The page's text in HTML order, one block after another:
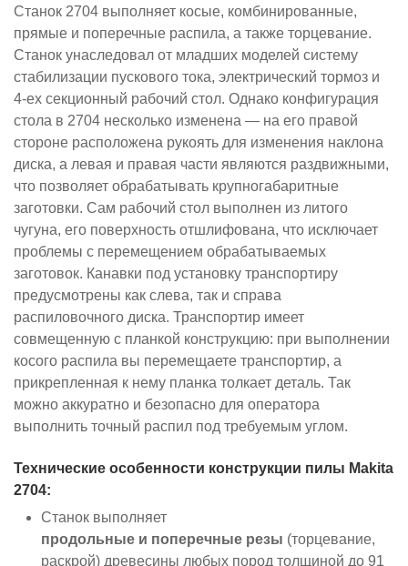
Станок 2704 выполняет косые, комбинированные,
прямые и поперечные распила, а также торцевание.
Станок унаследовал от младших моделей систему
стабилизации пускового тока, электрический тормоз и
4-ех секционный рабочий стол. Однако конфигурация
стола в 2704 несколько изменена — на его правой
стороне расположена рукоять для изменения наклона
диска, а левая и правая части являются раздвижными,
что позволяет обрабатывать крупногабаритные
заготовки. Сам рабочий стол выполнен из литого
чугуна, его поверхность отшлифована, что исключает
проблемы с перемещением обрабатываемых
заготовок. Канавки под установку транспортиру
предусмотрены как слева, так и справа
распиловочного диска. Транспортир имеет
совмещенную с планкой конструкцию: при выполнении
косого распила вы перемещаете транспортир, а
прикрепленная к нему планка толкает деталь. Так
можно аккуратно и безопасно для оператора
выполнить точный распил под требуемым углом.
Технические особенности конструкции пилы Makita
2704:
Станок выполняет
продольные и поперечные резы (торцевание,
раскрой) древесины любых пород толщиной до 91